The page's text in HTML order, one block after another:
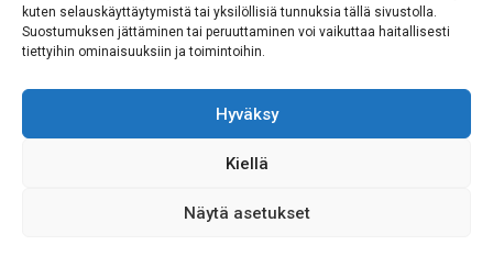
kuten selauskäyttäytymistä tai yksilöllisiä tunnuksia tällä sivustolla.
Suostumuksen jättäminen tai peruuttaminen voi vaikuttaa haitallisesti
tiettyihin ominaisuuksiin ja toimintoihin.
Hyväksy
Kiellä
Näytä asetukset
Verkkolaskutustiedot